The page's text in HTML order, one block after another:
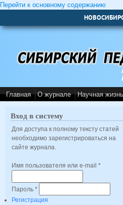
Перейти к основному содержанию
Главная О журнале Научная жизнь
Вход в систему
Для доступа к полному тексту статей
необходимо зарегистрироваться на
сайте журнала.
Имя пользователя или e-mail *
Пароль *
Регистрация